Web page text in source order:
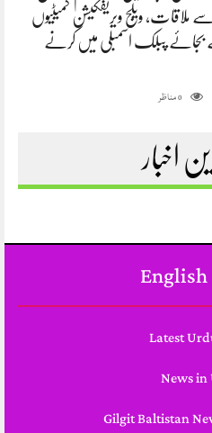
ملاقات، ویلج ویریفکیشن کمیٹیوں
بجائے پبلک اسمبلی میں کرنے
0مناظر
اخبار
English
Latest
News
Gilgit Baltistan